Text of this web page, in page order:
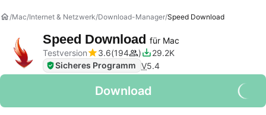
Mac Internet & Netzwerk Download-Manager Speed Download
Speed Download für Mac
Testversion
3.6 194
29.2K
Sicheres Programm V5.4
Download